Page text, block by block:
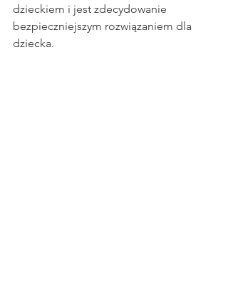
dzieckiem i jest zdecydowanie
bezpieczniejszym rozwiązaniem dla
dziecka.